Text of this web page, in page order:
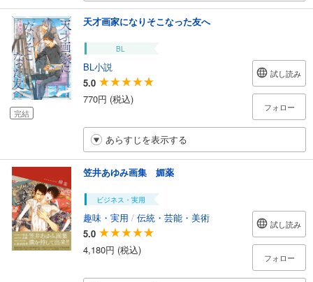
完結
天才画家になりそこなった友へ
BL
BL小説
5.0
770円 (税込)
試し読み
フォロー
あらすじを表示する
笠井あゆみ画集 媚薬
ビジネス・実用
趣味・実用 / 伝統・芸能・美術
5.0
4,180円 (税込)
試し読み
フォロー